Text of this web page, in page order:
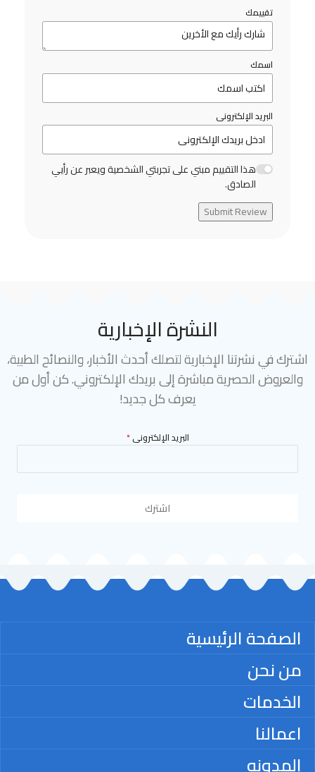
تقييمك
اسمك
البريد الإلكترونى
هذا التقييم مبني على تجربتي الشخصية ويعبر عن رأيي
الصادق.
Submit Review
النشرة الإخبارية
اشترك في نشرتنا الإخبارية لتصلك أحدث الأخبار، والنصائح الطبية،
والعروض الحصرية مباشرة إلى بريدك الإلكتروني. كن أول من
يعرف كل جديد!
البريد الإلكترونى*
اشترك
الصفحة الرئيسية
من نحن
الخدمات
اعمالنا
المدونه